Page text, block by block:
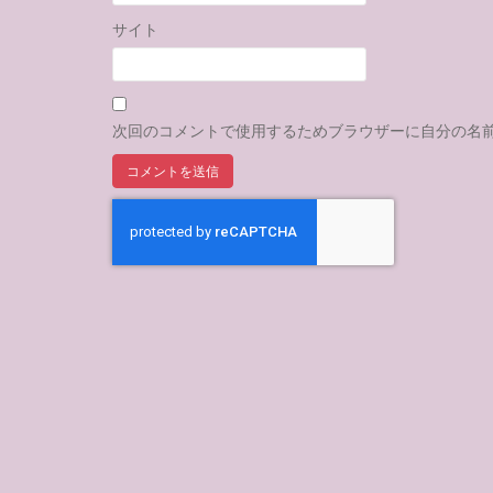
サイト
次回のコメントで使用するためブラウザーに自分の名